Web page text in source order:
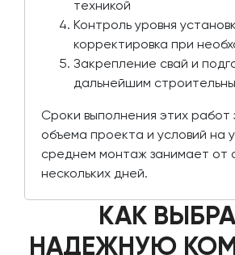
техникой
Контроль уровня
корректировка при
Закрепление свай и
дальнейшим
Сроки выполнения этих работ
объема проекта и условий на
среднем монтаж занимает от
нескольких дней.
КАК
НАДЕЖНУЮ